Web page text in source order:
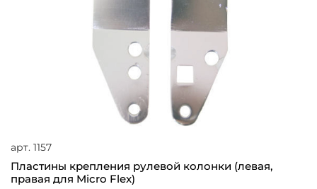
арт. 1157
Пластины крепления рулевой колонки (левая,
правая для Micro Flex)